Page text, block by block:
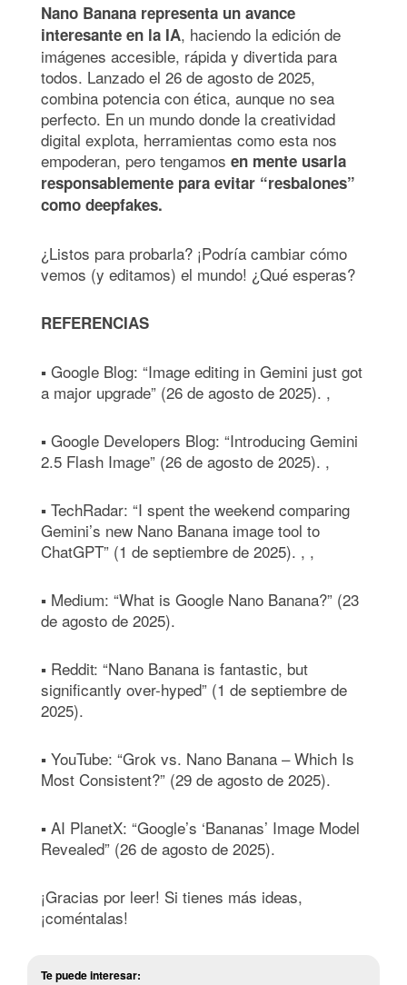
Nano Banana representa un avance
interesante en la IA, haciendo la edición de
imágenes accesible, rápida y divertida para
todos. Lanzado el 26 de agosto de 2025,
combina potencia con ética, aunque no sea
perfecto. En un mundo donde la creatividad
digital explota, herramientas como esta nos
empoderan, pero tengamos en mente usarla
responsablemente para evitar “resbalones”
como deepfakes.
¿Listos para probarla? ¡Podría cambiar cómo
vemos (y editamos) el mundo! ¿Qué esperas?
REFERENCIAS
▪ Google Blog: “Image editing in Gemini just got
a major upgrade” (26 de agosto de 2025). ,
▪ Google Developers Blog: “Introducing Gemini
2.5 Flash Image” (26 de agosto de 2025). ,
▪ TechRadar: “I spent the weekend comparing
Gemini’s new Nano Banana image tool to
ChatGPT” (1 de septiembre de 2025). , ,
▪ Medium: “What is Google Nano Banana?” (23
de agosto de 2025).
▪ Reddit: “Nano Banana is fantastic, but
significantly over-hyped” (1 de septiembre de
2025).
▪ YouTube: “Grok vs. Nano Banana – Which Is
Most Consistent?” (29 de agosto de 2025).
▪ AI PlanetX: “Google’s ‘Bananas’ Image Model
Revealed” (26 de agosto de 2025).
¡Gracias por leer! Si tienes más ideas,
¡coméntalas!
Te puede interesar: